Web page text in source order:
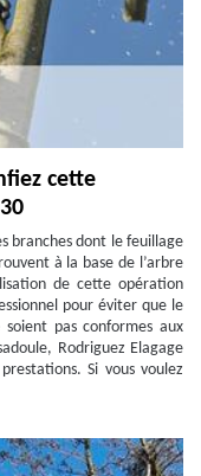
cette
branches dont le feuillage
à la base de l’arbre
de cette opération
pour éviter que le
pas conformes aux
Rodriguez Elagage
Si vous voulez